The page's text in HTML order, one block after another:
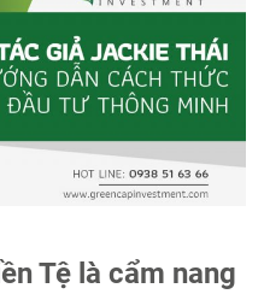
Tệ là cẩm nang